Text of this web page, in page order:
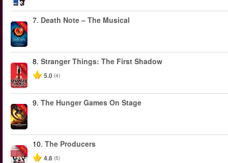
-40%
7. Death Note – The Musical
-40%
8. Stranger Things: The First Shadow
5.0 (4)
-40%
9. The Hunger Games On Stage
-50%
10. The Producers
4.6 (5)